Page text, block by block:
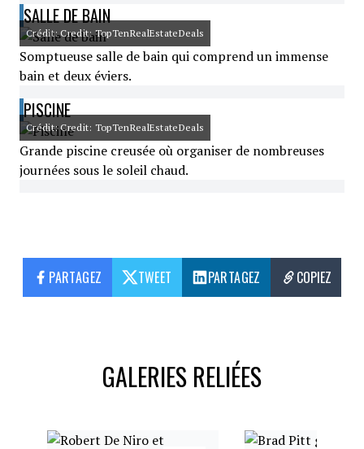
SALLE DE BAIN
Crédit: Credit: TopTenRealEstateDeals
Somptueuse salle de bain qui comprend un immense
bain et deux éviers.
PISCINE
Crédit: Credit: TopTenRealEstateDeals
Grande piscine creusée où organiser de nombreuses
journées sous le soleil chaud.
PARTAGEZ TWEET PARTAGEZ COPIEZ
GALERIES RELIÉES